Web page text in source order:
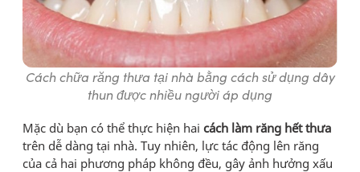
Cách chữa răng thưa tại nhà bằng cách sử dụng dây
thun được nhiều người áp dụng
Mặc dù bạn có thể thực hiện hai cách làm răng hết thưa
trên dễ dàng tại nhà. Tuy nhiên, lực tác động lên răng
của cả hai phương pháp không đều, gây ảnh hưởng xấu